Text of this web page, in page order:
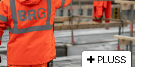
PLUSS